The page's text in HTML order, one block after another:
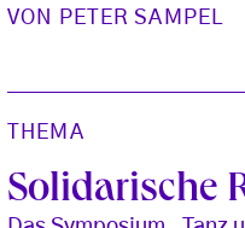
VON
PETER SAMPEL
THEMA
Solidarische